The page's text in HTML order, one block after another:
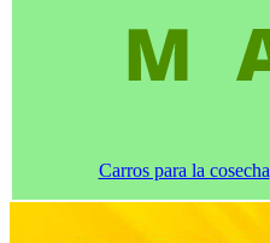
Carros para la cosecha